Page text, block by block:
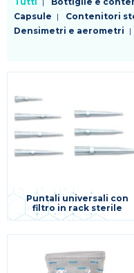
Capsule
Contenitori
Densimetri e aerometri
Filtri da
Piastre
Pinzetteria e
Refrigeranti
Sostegni
Tubi
Vetreria da
Puntali universali con
filtro in rack sterile